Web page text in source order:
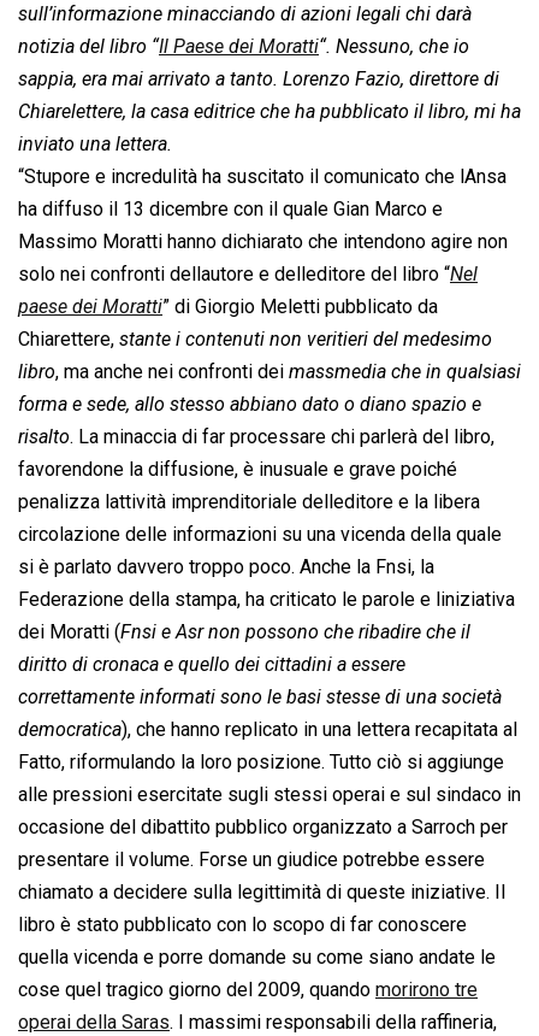
b
o
o
k
s
A
p
p
e
d
I
n
a
d
s
l
L
i
n
k
t
sull’informazione minacciando di azioni legali chi darà
notizia del libro “Il Paese dei Moratti“. Nessuno, che io
sappia, era mai arrivato a tanto. Lorenzo Fazio, direttore di
Chiarelettere, la casa editrice che ha pubblicato il libro, mi ha
inviato una lettera.
“Stupore e incredulità ha suscitato il comunicato che lAnsa
ha diffuso il 13 dicembre con il quale Gian Marco e
Massimo Moratti hanno dichiarato che intendono agire non
solo nei confronti dellautore e delleditore del libro “Nel
paese dei Moratti” di Giorgio Meletti pubblicato da
Chiarettere,  stante i contenuti non veritieri del medesimo
libro, ma anche nei confronti dei  massmedia che in qualsiasi
forma e sede, allo stesso abbiano dato o diano spazio e
risalto. La minaccia di far processare chi parlerà del libro,
favorendone la diffusione, è inusuale e grave poiché
penalizza lattività imprenditoriale delleditore e la libera
circolazione delle informazioni su una vicenda della quale
si è parlato davvero troppo poco. Anche la Fnsi, la
Federazione della stampa, ha criticato le parole e liniziativa
dei Moratti (Fnsi e Asr non possono che ribadire che il
diritto di cronaca e quello dei cittadini a essere
correttamente informati sono le basi stesse di una società
democratica), che hanno replicato in una lettera recapitata al
Fatto, riformulando la loro posizione. Tutto ciò si aggiunge
alle pressioni esercitate sugli stessi operai e sul sindaco in
occasione del dibattito pubblico organizzato a Sarroch per
presentare il volume. Forse un giudice potrebbe essere
chiamato a decidere sulla legittimità di queste iniziative. Il
libro è stato pubblicato con lo scopo di far conoscere
quella vicenda e porre domande su come siano andate le
cose quel tragico giorno del 2009, quando morirono tre
operai della Saras. I massimi responsabili della raffineria,